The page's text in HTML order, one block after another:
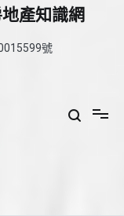
產知識網
號